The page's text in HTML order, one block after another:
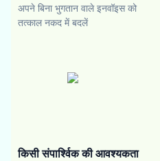
अपने बिना भुगतान वाले इनवॉइस को
तत्काल नकद में बदलें
किसी संपार्श्विक की आवश्यकता